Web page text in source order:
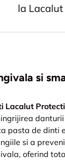
la Lacalut
si
Lacalut
ingrijirea
pasta de dinti
si a
oferind